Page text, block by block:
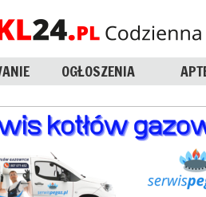
OGŁOSZENIA